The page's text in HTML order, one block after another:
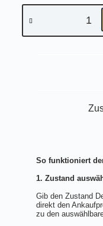
So funktioniert
1. Zustand
Gib den Zustand
direkt den
zu den